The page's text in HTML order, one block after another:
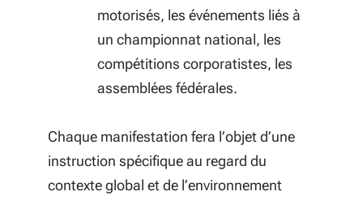
motorisés, les événements liés à
un championnat national, les
compétitions corporatistes, les
assemblées fédérales.
Chaque manifestation fera l’objet d’une
instruction spécifique au regard du
contexte global et de l’environnement